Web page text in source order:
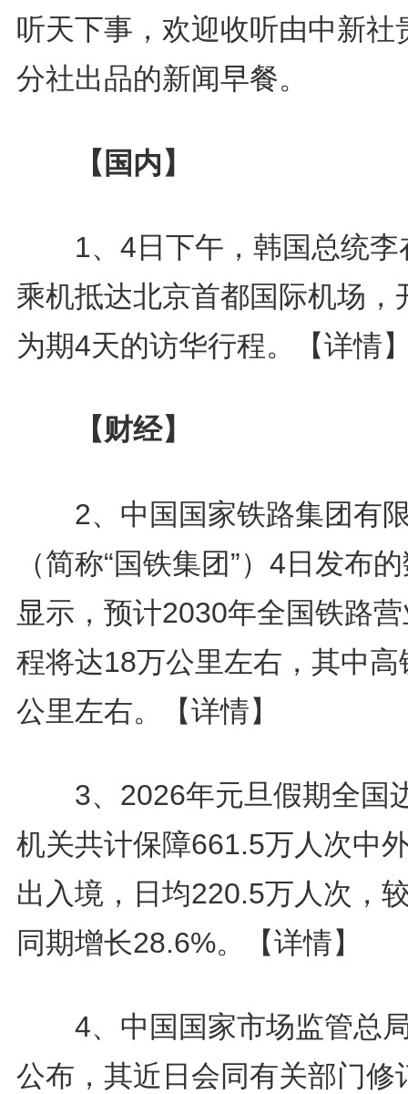
听天下事，欢迎收听由中新社
分社出品的新闻早餐。
【国内】
1、4日下午，韩国总统李
乘机抵达北京首都国际机场，
为期4天的访华行程。
【详情
【财经】
2、中国国家铁路集团有
（简称“国铁集团”）4日发布
显示，预计2030年全国铁路
程将达18万公里左右，其中高
公里左右。
【详情】
3、2026年元旦假期全国
机关共计保障661.5万人次中
出入境，日均220.5万人次，
同期增长28.6%。
【详情】
4、中国国家市场监管总
公布，其近日会同有关部门修